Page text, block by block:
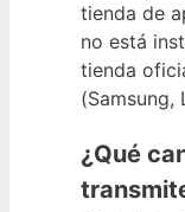
tienda de
no está
tienda
(Samsung,
¿Qué